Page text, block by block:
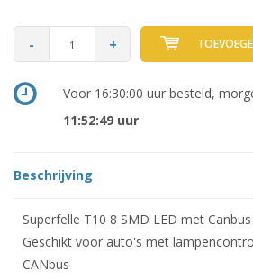
- +
Voor 16:30:00 uur besteld,
11:52:49uur
Beschrijving
Superfelle T10 8 SMD LED met
Geschikt voor auto's met
CANbus